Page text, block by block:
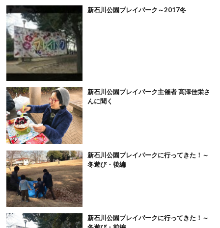
新石川公園プレイパーク～2017冬
新石川公園プレイパーク主催者 高澤佳栄さ
んに聞く
新石川公園プレイパークに行ってきた！～
冬遊び・後編
新石川公園プレイパークに行ってきた！～